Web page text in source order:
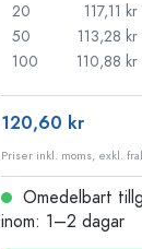
20
117,11 kr
50
113,28 kr
100
110,88 kr
120,60 kr
Priser inkl. moms, exkl.
Omedelbart
inom: 1–2 dagar